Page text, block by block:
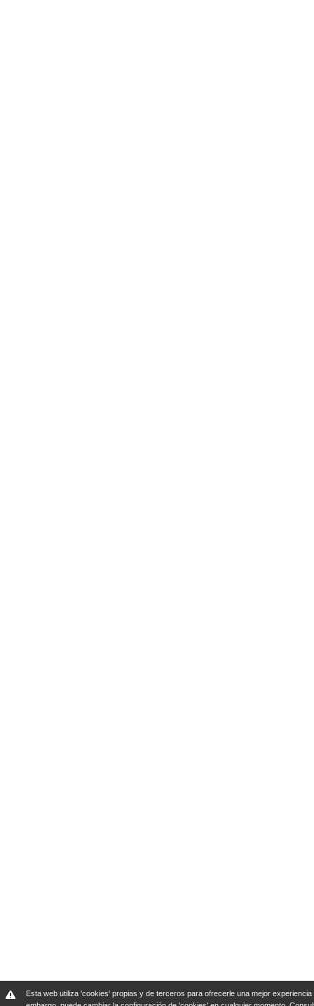
Esta web utiliza 'cookies' propias y de terceros para ofrecerle una mejor